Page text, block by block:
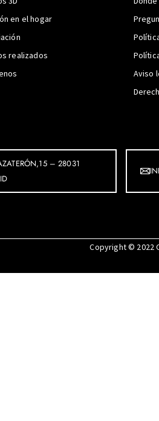
en el hogar
realizados
Aviso
– 28031
Copyright © 2022